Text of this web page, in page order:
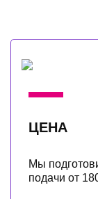
ЦЕНА
Мы
подачи от